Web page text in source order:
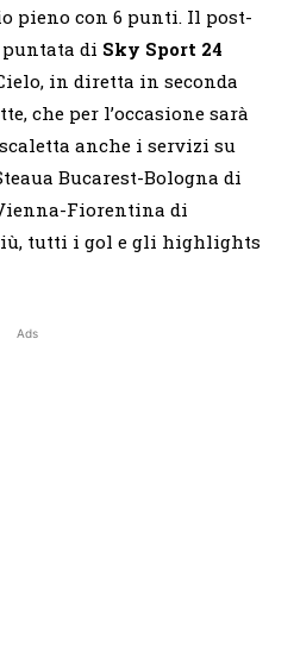
pieno con 6 punti. Il post-
di Sky Sport 24
in diretta in seconda
che per l’occasione sarà
anche i servizi su
Bucarest-Bologna di
Fiorentina di
tutti i gol e gli highlights
Ads